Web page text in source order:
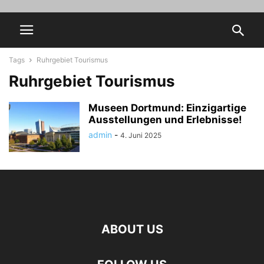
Tags Ruhrgebiet Tourismus
Ruhrgebiet Tourismus
Museen Dortmund: Einzigartige
Ausstellungen und Erlebnisse!
admin - 4. Juni 2025
ABOUT US